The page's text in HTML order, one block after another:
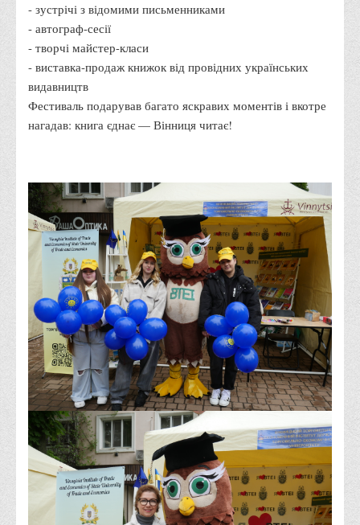
Економіки, менеджменту та права
Кафедри
Маркетингу та реклами
Товарознавства, експертизи та торговельного
підприємництва
Туризму та готельно-ресторанної справи
Менеджменту та публічного управління
Інноваційної економіки та цифрових технологій
Психології
Права
Обліку та оподаткування
Фінансів
Іноземної філології та перекладу
Відділи
Реклами та зв'язків з громадськістю
Наукової роботи та міжнародної співпраці
Здобутки студентів
Матеріали наукових конференцій та вебінарів
Міжнародна діяльність
Закордонні партнери
- зустрічі з відомими письменниками
- автограф-сесії
- творчі майстер-класи
- виставка-продаж книжок від провідних українських
видавництв
Фестиваль подарував багато яскравих моментів і вкотре
нагадав: книга єднає — Вінниця читає!